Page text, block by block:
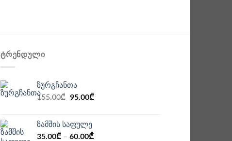
ᲢᲠᲔᲜᲓᲣᲚᲘ
ზურგჩანთა
155.00₾ Original
155.00₾.
95.00₾Current
ზამშის საფულე
35.00₾ – 60.00₾